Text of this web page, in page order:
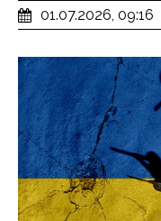
01.07.2026, 09:16